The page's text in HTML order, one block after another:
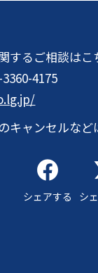
するご相談はこ
4175
ャンセルなど
シェアする シ